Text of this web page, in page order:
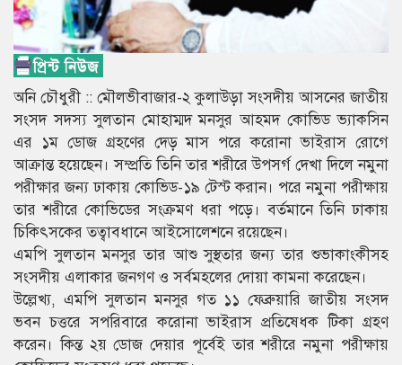
অনি চৌধুরী :: মৌলভীবাজার-২ কুলাউড়া সংসদীয় আসনের জাতীয়
সংসদ সদস্য সুলতান মোহাম্মদ মনসুর আহমদ কোভিড ভ্যাকসিন
এর ১ম ডোজ গ্রহণের দেড় মাস পরে করোনা ভাইরাস রোগে
আক্রান্ত হয়েছেন। সম্প্রতি তিনি তার শরীরে উপসর্গ দেখা দিলে নমুনা
পরীক্ষার জন্য ঢাকায় কোভিড-১৯ টেস্ট করান। পরে নমুনা পরীক্ষায়
তার শরীরে কোভিডের সংক্রমণ ধরা পড়ে। বর্তমানে তিনি ঢাকায়
চিকিৎসকের তত্বাবধানে আইসোলেশনে রয়েছেন।
এমপি সুলতান মনসুর তার আশু সুস্থতার জন্য তার শুভাকাংকীসহ
সংসদীয় এলাকার জনগণ ও সর্বমহলের দোয়া কামনা করেছেন।
উল্লেখ্য, এমপি সুলতান মনসুর গত ১১ ফেব্রুয়ারি জাতীয় সংসদ
ভবন চত্তরে সপরিবারে করোনা ভাইরাস প্রতিষেধক টিকা গ্রহণ
করেন। কিন্ত ২য় ডোজ দেয়ার পূর্বেই তার শরীরে নমুনা পরীক্ষায়